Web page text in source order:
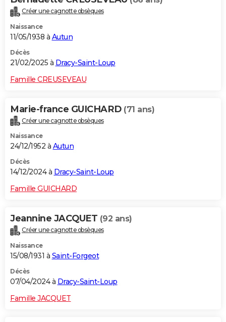
Créer une cagnotte obsèques
Naissance
11/05/1938 à Autun
Décès
21/02/2025 à Dracy-Saint-Loup
Famille CREUSEVEAU
Marie-france GUICHARD (71 ans)
Créer une cagnotte obsèques
Naissance
24/12/1952 à Autun
Décès
14/12/2024 à Dracy-Saint-Loup
Famille GUICHARD
Jeannine JACQUET (92 ans)
Créer une cagnotte obsèques
Naissance
15/08/1931 à Saint-Forgeot
Décès
07/04/2024 à Dracy-Saint-Loup
Famille JACQUET